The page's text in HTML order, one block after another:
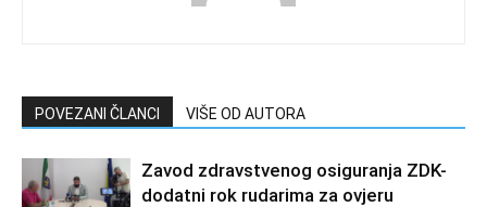
POVEZANI ČLANCI VIŠE OD AUTORA
Zavod zdravstvenog osiguranja ZDK-
dodatni rok rudarima za ovjeru